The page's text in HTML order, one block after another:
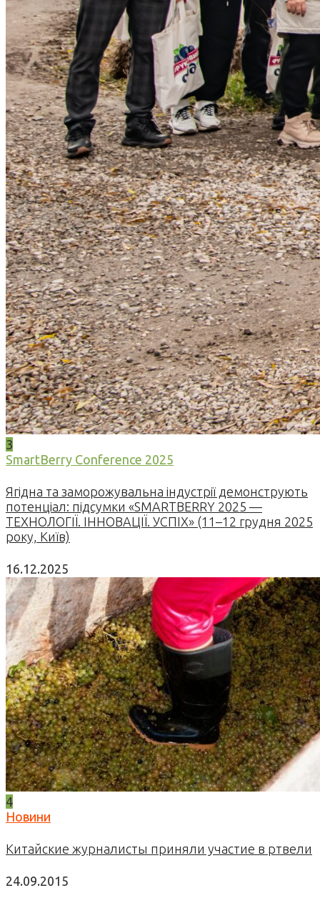
3
SmartBerry Conference 2025
Ягідна та заморожувальна індустрії демонструють
потенціал: підсумки «SMARTBERRY 2025 —
ТЕХНОЛОГІЇ. ІННОВАЦІЇ. УСПІХ» (11–12 грудня 2025
року, Київ)
16.12.2025
4
Новини
Китайские журналисты приняли участие в ртвели
24.09.2015